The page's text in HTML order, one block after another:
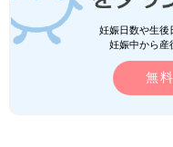
妊娠日数や生後
妊娠中から産
無